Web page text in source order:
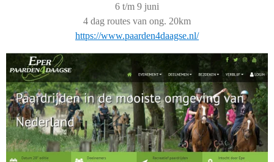
6 t/m 9 juni
4 dag routes van ong. 20km
https://www.paarden4daagse.nl/